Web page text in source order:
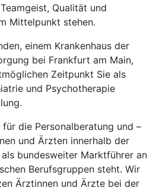
Qualität und
Mittelpunkt stehen.
einem Krankenhaus der
bei Frankfurt am Main,
Zeitpunkt Sie als
und Psychotherapie
die Personalberatung und –
und Ärzten innerhalb der
bundesweiter Marktführer an
Berufsgruppen steht. Wir
Ärztinnen und Ärzte bei der